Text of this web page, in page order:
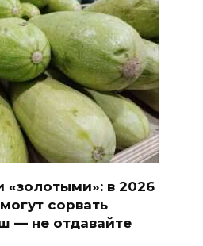
«золотыми»: в 2026
сорвать
— не отдавайте